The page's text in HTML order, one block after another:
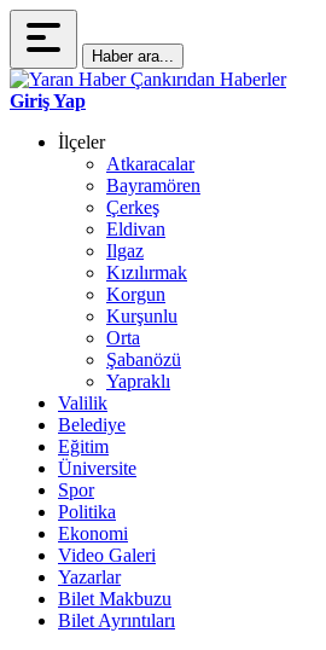
Haber ara...
Giriş Yap
İlçeler
Atkaracalar
Bayramören
Çerkeş
Eldivan
Ilgaz
Kızılırmak
Korgun
Kurşunlu
Orta
Şabanözü
Yapraklı
Valilik
Belediye
Eğitim
Üniversite
Spor
Politika
Ekonomi
Video Galeri
Yazarlar
Bilet Makbuzu
Bilet Ayrıntıları